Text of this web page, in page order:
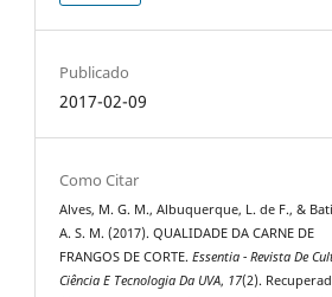
Publicado
2017-02-09
Como Citar
Alves, M. G. M., Albuquerque, L. de F., &
A. S. M. (2017). QUALIDADE DA CARNE DE
FRANGOS DE CORTE.Essentia - Revista De
Ciência E Tecnologia Da UVA, 17(2).